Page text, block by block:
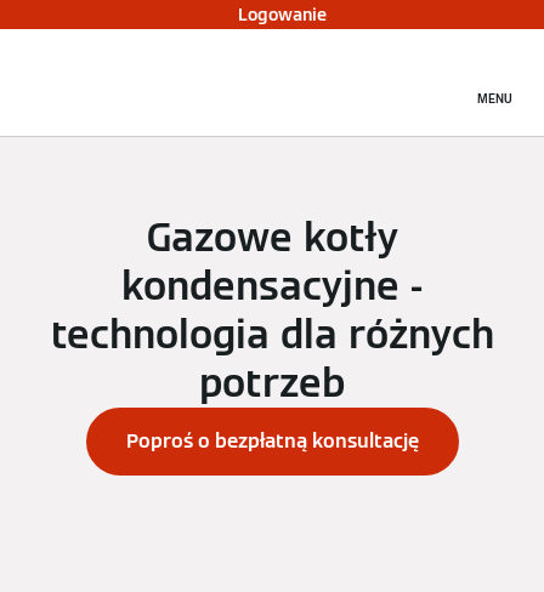
Logowanie
MENU
Gazowe kotły
kondensacyjne -
technologia dla różnych
potrzeb
Poproś o bezpłatną konsultację